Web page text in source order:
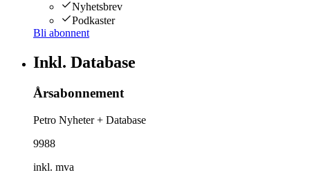
Nyhetsbrev
Podkaster
Bli abonnent
Inkl. Database
Årsabonnement
Petro Nyheter + Database
9988
inkl. mva